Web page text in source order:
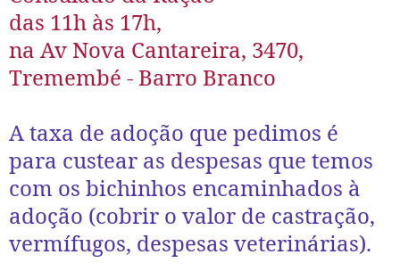
das 11h às 17h,
na Av Nova Cantareira, 3470,
Tremembé - Barro Branco
A taxa de adoção que pedimos é
para custear as despesas que temos
com os bichinhos encaminhados à
adoção (cobrir o valor de castração,
vermífugos, despesas veterinárias).